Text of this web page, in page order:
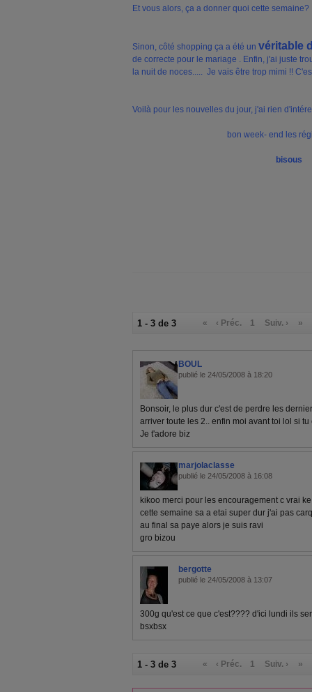
Et vous alors, ça a donner quoi cette semaine?
Sinon, côté shopping ça a été un véritable
de correcte pour le mariage . Enfin, j'ai juste
la nuit de noces..... Je vais être trop mimi !!
Voilà pour les nouvelles du jour, j'ai rien
bon week- end les
bisous
1 - 3 de 3 « ‹ Préc. 1 Suiv. › »
BOUL
publié le 24/05/2008 à 18:20
Bonsoir, le plus dur c'est de perdre les
arriver toute les 2.. enfin moi avant toi lol si
Je t'adore biz
marjolaclasse
publié le 24/05/2008 à 16:08
kikoo merci pour les encouragement c vrai
cette semaine sa a etai super dur j'ai pas
au final sa paye alors je suis ravi
gro bizou
bergotte
publié le 24/05/2008 à 13:07
300g qu'est ce que c'est???? d'ici lundi ils
bsxbsx
1 - 3 de 3 « ‹ Préc. 1 Suiv. › »